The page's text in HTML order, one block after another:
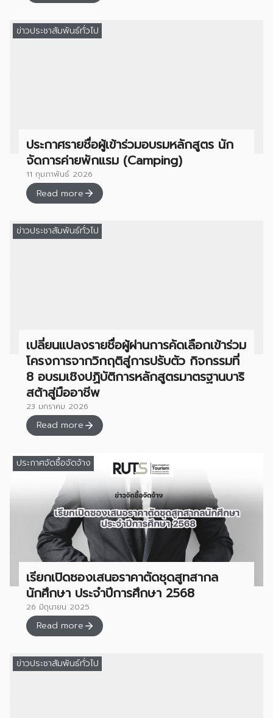
ข่าวประชาสัมพันธ์ทั่วไป
ประกาศรายชื่อผู้เข้าร่วมอบรมหลักสูตร นัก
จัดการค่ายพักแรม (Camping)
11 กุมภาพันธ์ 2026
Read more
ข่าวประชาสัมพันธ์ทั่วไป
เปลี่ยนแปลงรายชื่อผู้ผ่านการคัดเลือกเข้าร่วม
โครงการจากวิกฤติสู่การปรับตัว กิจกรรมที่
8 อบรมเชิงปฏิบัติการหลักสูตรมาตรฐานบาริ
สต้าสู่มืออาชีพ
23 มกราคม 2026
Read more
ประกาศจัดซื้อจัดจ้าง
เรียกเปิดซองเสนอราคาตัดชุดสูทสากล
นักศึกษา ประจำปีการศึกษา 2568
26 มิถุนายน 2025
Read more
ข่าวประชาสัมพันธ์ทั่วไป